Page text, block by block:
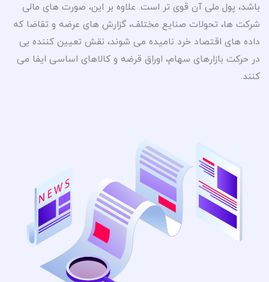
باشد، پول ملی آن قوی تر است. علاوه بر این، صورت های مالی
شرکت ها، تحولات صنایع مختلف، گزارش های عرضه و تقاضا که
داده های اقتصاد خرد نامیده می شوند، نقش تعیین کننده یی
در حرکت بازارهای سهام، اوراق قرضه و کالاهای اساسی ایفا می
کنند.